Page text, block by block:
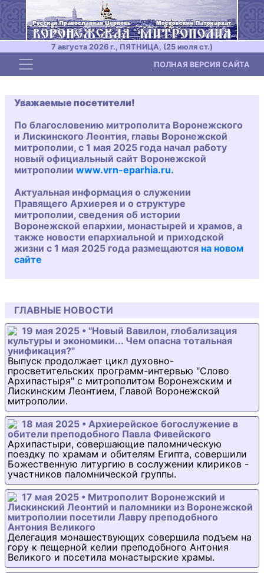
7 августа 2026 г., ПЯТНИЦА, (25 июля ст.)
Toggle navigation ПОЛНАЯ ВЕРСИЯ САЙТА
Уважаемые посетители!
По благословению митрополита Воронежского
и Лискинского Леонтия, главы Воронежской
митрополии, с 1 мая 2025 года начал работу
новый официальный сайт Воронежской
митрополии www.vrn-eparhia.ru.
Актуальная информация о служении
Правящего Архиерея и о структуре
митрополии, сведения об истории
Воронежской епархии, монастырей и храмов, а
также новости епархиальной и приходской
жизни с 1 мая 2025 года размещаются на новом
сайте
ГЛАВНЫЕ НОВОСТИ
19 мая 2025 • "Новый Вавилон, глобализация
культуры и экономики... Чем опасна тотальная
унификация?"
Выпуск продолжает цикл духовно-
просветительских программ-интервью "Слово
Архипастыря" с митрополитом Воронежским и
Лискинским Леонтием, Главой Воронежской
митрополии.
18 мая 2025 • Архиерейское богослужение в
обители преподобного Павла Фивейского
Архипастыри, совершающие паломническую
поездку по храмам и обителям Египта, совершили
Божественную литургию в сослужении клириков -
участников паломнической группы.
17 мая 2025 • Митрополит Воронежский и
Лискинский Леонтий и паломники из Воронежской
митрополии посетили Лавру преподобного
Антония Великого
Делегация монашествующих совершила подъем на
гору к пещерной келии преподобного Антония
Великого и посетила монастырские храмы.